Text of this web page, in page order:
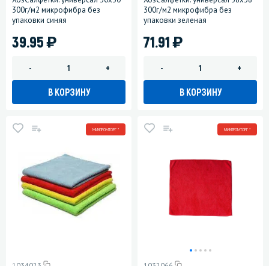
300г/м2 микрофибра без
упаковки синяя
39.95)
- +
В КОРЗИНУ
300г/м2 микрофибра без
упаковки зеленая
71.91)
- +
В КОРЗИНУ
МИНПРОМТОРГ * МИНПРОМТОРГ *